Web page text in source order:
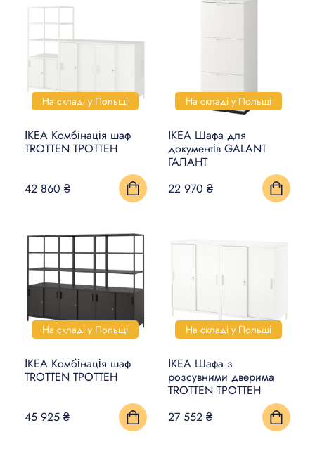
На складі у Польщі
ІКЕА Комбінація шаф
TROTTEN ТРОТТЕН
42 860 ₴
На складі у Польщі
ІКЕА Шафа для
документів GALANT
ГАЛАНТ
22 970 ₴
На складі у Польщі
ІКЕА Комбінація шаф
TROTTEN ТРОТТЕН
45 925 ₴
На складі у Польщі
ІКЕА Шафа з
розсувними дверима
TROTTEN ТРОТТЕН
27 552 ₴